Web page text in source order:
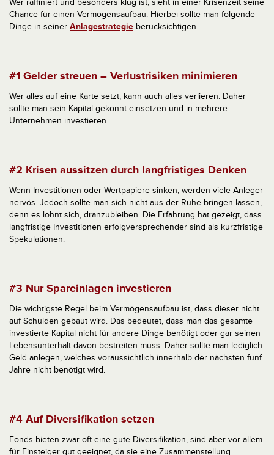
Wer raffiniert und besonders klug ist, sieht in einer Krisenzeit seine
Chance für einen Vermögensaufbau. Hierbei sollte man folgende
Dinge in seiner Anlagestrategie berücksichtigen:
#1 Gelder streuen – Verlustrisiken minimieren
Wer alles auf eine Karte setzt, kann auch alles verlieren. Daher
sollte man sein Kapital gekonnt einsetzen und in mehrere
Unternehmen investieren.
#2 Krisen aussitzen durch langfristiges Denken
Wenn Investitionen oder Wertpapiere sinken, werden viele Anleger
nervös. Jedoch sollte man sich nicht aus der Ruhe bringen lassen,
denn es lohnt sich, dranzubleiben. Die Erfahrung hat gezeigt, dass
langfristige Investitionen erfolgversprechender sind als kurzfristige
Spekulationen.
#3 Nur Spareinlagen investieren
Die wichtigste Regel beim Vermögensaufbau ist, dass dieser nicht
auf Schulden gebaut wird. Das bedeutet, dass man das gesamte
investierte Kapital nicht für andere Dinge benötigt oder gar seinen
Lebensunterhalt davon bestreiten muss. Daher sollte man lediglich
Geld anlegen, welches voraussichtlich innerhalb der nächsten fünf
Jahre nicht benötigt wird.
#4 Auf Diversifikation setzen
Fonds bieten zwar oft eine gute Diversifikation, sind aber vor allem
für Einsteiger gut geeignet, da sie eine Zusammenstellung